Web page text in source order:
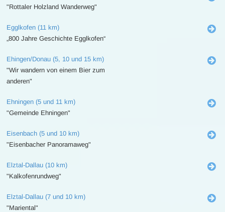
"Rottaler Holzland Wanderweg"
Egglkofen (11 km)
„800 Jahre Geschichte Egglkofen“
Ehingen/Donau (5, 10 und 15 km)
"Wir wandern von einem Bier zum
anderen"
Ehningen (5 und 11 km)
"Gemeinde Ehningen"
Eisenbach (5 und 10 km)
"Eisenbacher Panoramaweg"
Elztal-Dallau (10 km)
"Kalkofenrundweg"
Elztal-Dallau (7 und 10 km)
"Mariental"